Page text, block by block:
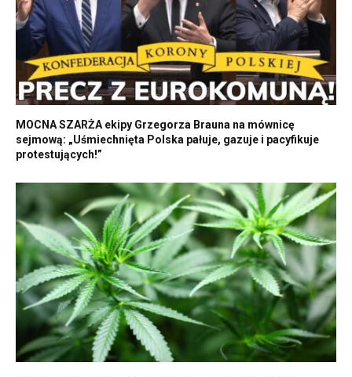
MOCNA SZARŻA ekipy Grzegorza Brauna na mównicę
sejmową: „Uśmiechnięta Polska pałuje, gazuje i pacyfikuje
protestujących!”